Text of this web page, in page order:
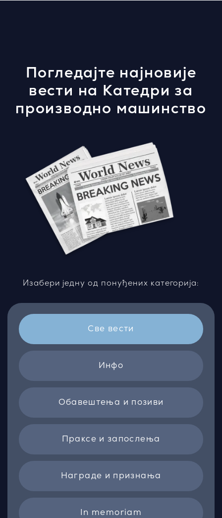
Погледајте најновије
вести на Катедри за
производно машинство
Изабери једну од понуђених категорија:
Све вести
Инфо
Обавештења и позиви
Праксе и запослења
Награде и признања
In memoriam